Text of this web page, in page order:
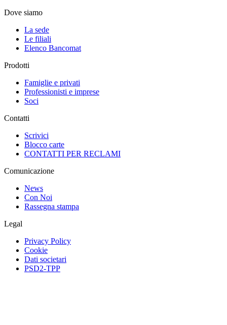
Dove siamo
La sede
Le filiali
Elenco Bancomat
Prodotti
Famiglie e privati
Professionisti e imprese
Soci
Contatti
Scrivici
Blocco carte
CONTATTI PER RECLAMI
Comunicazione
News
Con Noi
Rassegna stampa
Legal
Privacy Policy
Cookie
Dati societari
PSD2-TPP